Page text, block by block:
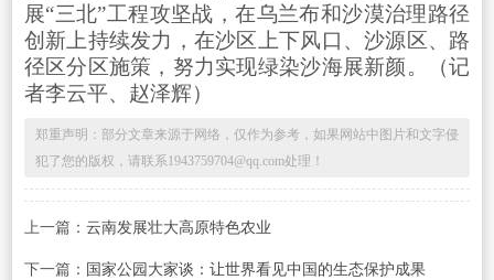
展“三北”工程攻坚战，在乌兰布和沙漠治理路径
创新上持续发力，在沙区上下风口、沙源区、路
径区分区施策，努力实现绿染沙海展新颜。（记
者李云平、赵泽辉）
郑重声明：部分文章来源于网络，仅作为参考，如果网站中图片和文字侵
犯了您的版权，请联系1943759704@qq.com处理！
上一篇： 云南发展壮大高原特色农业
下一篇： 国家公园大家谈：让世界看见中国的生态保护成果